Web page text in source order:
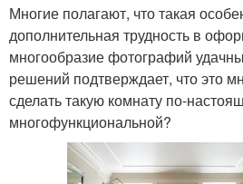
Многие полагают, что такая
дополнительная трудность в
многообразие фотографий
решений подтверждает, что это
сделать такую комнату по-
многофункциональной?